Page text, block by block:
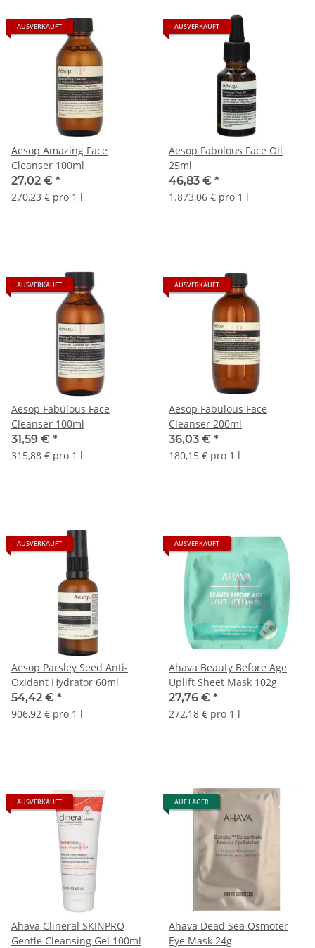
AUSVERKAUFT
Aesop Amazing Face
Cleanser 100ml
27,02 € *
270,23 € pro 1 l
AUSVERKAUFT
Aesop Fabolous Face Oil
25ml
46,83 € *
1.873,06 € pro 1 l
AUSVERKAUFT
Aesop Fabulous Face
Cleanser 100ml
31,59 € *
315,88 € pro 1 l
AUSVERKAUFT
Aesop Fabulous Face
Cleanser 200ml
36,03 € *
180,15 € pro 1 l
AUSVERKAUFT
Aesop Parsley Seed Anti-
Oxidant Hydrator 60ml
54,42 € *
906,92 € pro 1 l
AUSVERKAUFT
Ahava Beauty Before Age
Uplift Sheet Mask 102g
27,76 € *
272,18 € pro 1 l
AUSVERKAUFT
Ahava Clineral SKINPRO
Gentle Cleansing Gel 100ml
AUF LAGER
Ahava Dead Sea Osmoter
Eye Mask 24g